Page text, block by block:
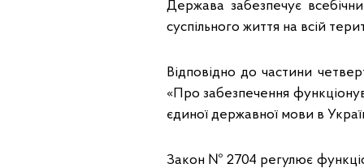
Держава забезпечує
суспільного життя на всій
Відповідно до частини
«Про забезпечення
єдиної державної мови в
Закон № 2704 регулює